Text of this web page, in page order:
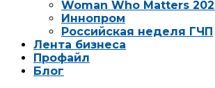
Woman Who Matters
Иннопром
Российская неделя ГЧП
Лента бизнеса
Профайл
Блог